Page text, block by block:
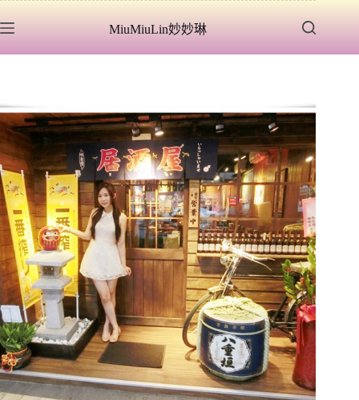
至
容
MiuMiuLin妙妙琳